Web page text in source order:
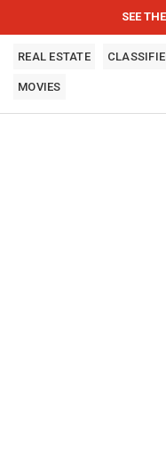
SEE
REAL ESTATE
MOVIES